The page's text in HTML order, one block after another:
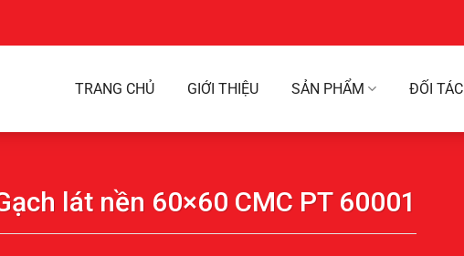
TRANG CHỦ GIỚI THIỆU SẢN PHẨM ĐỐI TÁC
lát nền 60×60 CMC PT 60001